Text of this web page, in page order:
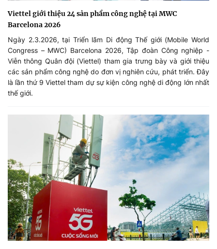
Viettel giới thiệu 24 sản phẩm công nghệ tại MWC
Barcelona 2026
Ngày 2.3.2026, tại Triển lãm Di động Thế giới (Mobile World
Congress – MWC) Barcelona 2026, Tập đoàn Công nghiệp -
Viễn thông Quân đội (Viettel) tham gia trưng bày và giới thiệu
các sản phẩm công nghệ do đơn vị nghiên cứu, phát triển. Đây
là lần thứ 9 Viettel tham dự sự kiện công nghệ di động lớn nhất
thế giới.